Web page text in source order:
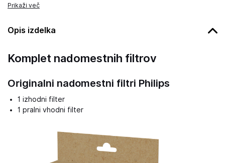
Prikaži več
Opis izdelka
Komplet nadomestnih filtrov
Originalni nadomestni filtri Philips
1 izhodni filter
1 pralni vhodni filter